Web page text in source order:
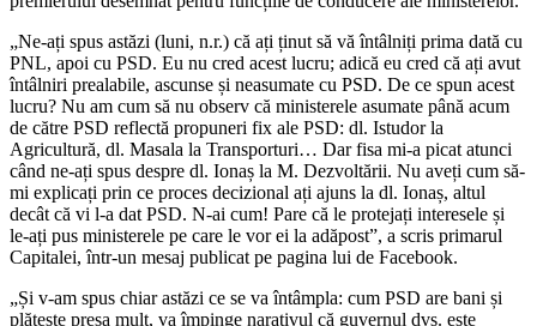
„Ne-ați spus astăzi (luni, n.r.) că ați ținut să vă întâlniți prima dată cu
PNL, apoi cu PSD. Eu nu cred acest lucru; adică eu cred că ați avut
întâlniri prealabile, ascunse și neasumate cu PSD. De ce spun acest
lucru? Nu am cum să nu observ că ministerele asumate până acum
de către PSD reflectă propuneri fix ale PSD: dl. Istudor la
Agricultură, dl. Masala la Transporturi… Dar fisa mi-a picat atunci
când ne-ați spus despre dl. Ionaș la M. Dezvoltării. Nu aveți cum să-
mi explicați prin ce proces decizional ați ajuns la dl. Ionaș, altul
decât că vi l-a dat PSD. N-ai cum! Pare că le protejați interesele și
le-ați pus ministerele pe care le vor ei la adăpost”, a scris primarul
Capitalei, într-un mesaj publicat pe pagina lui de Facebook.
„Și v-am spus chiar astăzi ce se va întâmpla: cum PSD are bani și
plătește presa mult, va împinge narativul că guvernul dvs. este